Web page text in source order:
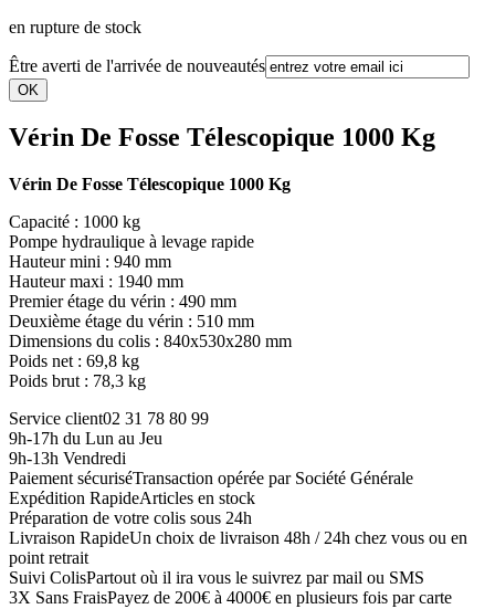
en rupture de stock
Être averti de l'arrivée de nouveautés
Vérin De Fosse Télescopique 1000 Kg
Vérin De Fosse Télescopique 1000 Kg
Capacité : 1000 kg
Pompe hydraulique à levage rapide
Hauteur mini : 940 mm
Hauteur maxi : 1940 mm
Premier étage du vérin : 490 mm
Deuxième étage du vérin : 510 mm
Dimensions du colis : 840x530x280 mm
Poids net : 69,8 kg
Poids brut : 78,3 kg
Service client02 31 78 80 99
9h-17h du Lun au Jeu
9h-13h Vendredi
Paiement sécuriséTransaction opérée par Société Générale
Expédition RapideArticles en stock
Préparation de votre colis sous 24h
Livraison RapideUn choix de livraison 48h / 24h chez vous ou en
point retrait
Suivi ColisPartout où il ira vous le suivrez par mail ou SMS
3X Sans FraisPayez de 200€ à 4000€ en plusieurs fois par carte